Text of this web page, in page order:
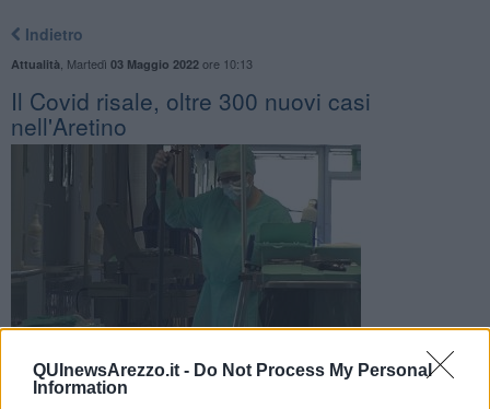
QUInewsArezzo.it - Do Not Process My Personal
Information
Indietro
Attualità Martedì 03 Maggio 2022ore 10:13
Il Covid risale, oltre 300 nuovi casi
nell'Aretino
Le anticipazioni del presidente della Regione Giani. Il tasso di
positività è pari a 102,41 per 100mila abitanti